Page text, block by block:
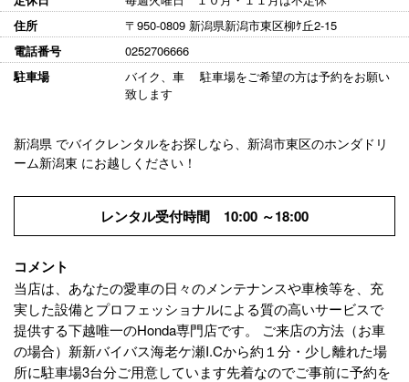
住所
〒950-0809 新潟県新潟市東区柳ｹ丘2-15
電話番号
0252706666
駐車場
バイク、車 駐車場をご希望の方は予約をお願い
致します
新潟県 でバイクレンタルをお探しなら、新潟市東区のホンダドリ
ーム新潟東 にお越しください！
レンタル受付時間 10:00 ～18:00
コメント
当店は、あなたの愛車の日々のメンテナンスや車検等を、充
実した設備とプロフェッショナルによる質の高いサービスで
提供する下越唯一のHonda専門店です。 ご来店の方法（お車
の場合）新新バイバス海老ケ瀬I.Cから約１分・少し離れた場
所に駐車場3台分ご用意しています先着なのでご事前に予約を